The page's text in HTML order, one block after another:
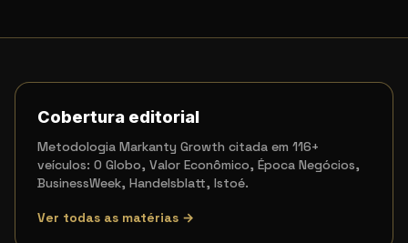
Cobertura editorial
Metodologia Markanty Growth citada em 116+
veículos: O Globo, Valor Econômico, Época Negócios,
BusinessWeek, Handelsblatt, Istoé.
Ver todas as matérias →